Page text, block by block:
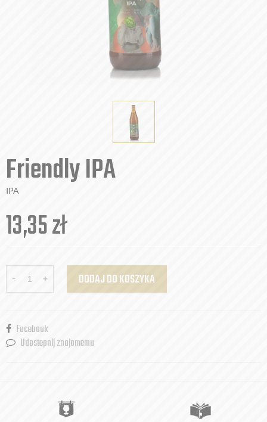
Friendly IPA
IPA
13,35zł
- + DODAJ DO KOSZYKA
Facebook
Udostepnij znajomemu